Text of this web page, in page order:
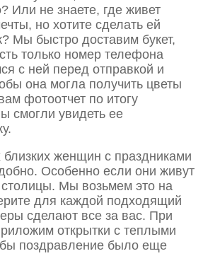
Или не знаете, где живет
но хотите сделать ей
Мы быстро доставим букет,
только номер телефона
с ней перед отправкой и
она могла получить цветы
фотоотчет по итогу
смогли увидеть ее
близких женщин с праздниками
Особенно если они живут
Мы возьмем это на
для каждой подходящий
сделают все за вас. При
открытки с теплыми
поздравление было еще